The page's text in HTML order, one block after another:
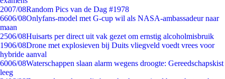
2007/08Random Pics van de Dag #1978
6606/08Onlyfans-model met G-cup wil als NASA-ambassadeur naar
maan
2506/08Huisarts per direct uit vak gezet om ernstig alcoholmisbruik
1906/08Drone met explosieven bij Duits vliegveld voedt vrees voor
hybride aanval
6006/08Waterschappen slaan alarm wegens droogte: Gereedschapskist
leeg